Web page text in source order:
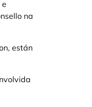
na
están